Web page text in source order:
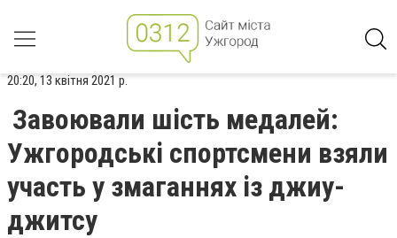
20:20, 13 квітня 2021 р.
Завоювали шість медалей:
Ужгородські спортсмени взяли
участь у змаганнях із джиу-
джитсу